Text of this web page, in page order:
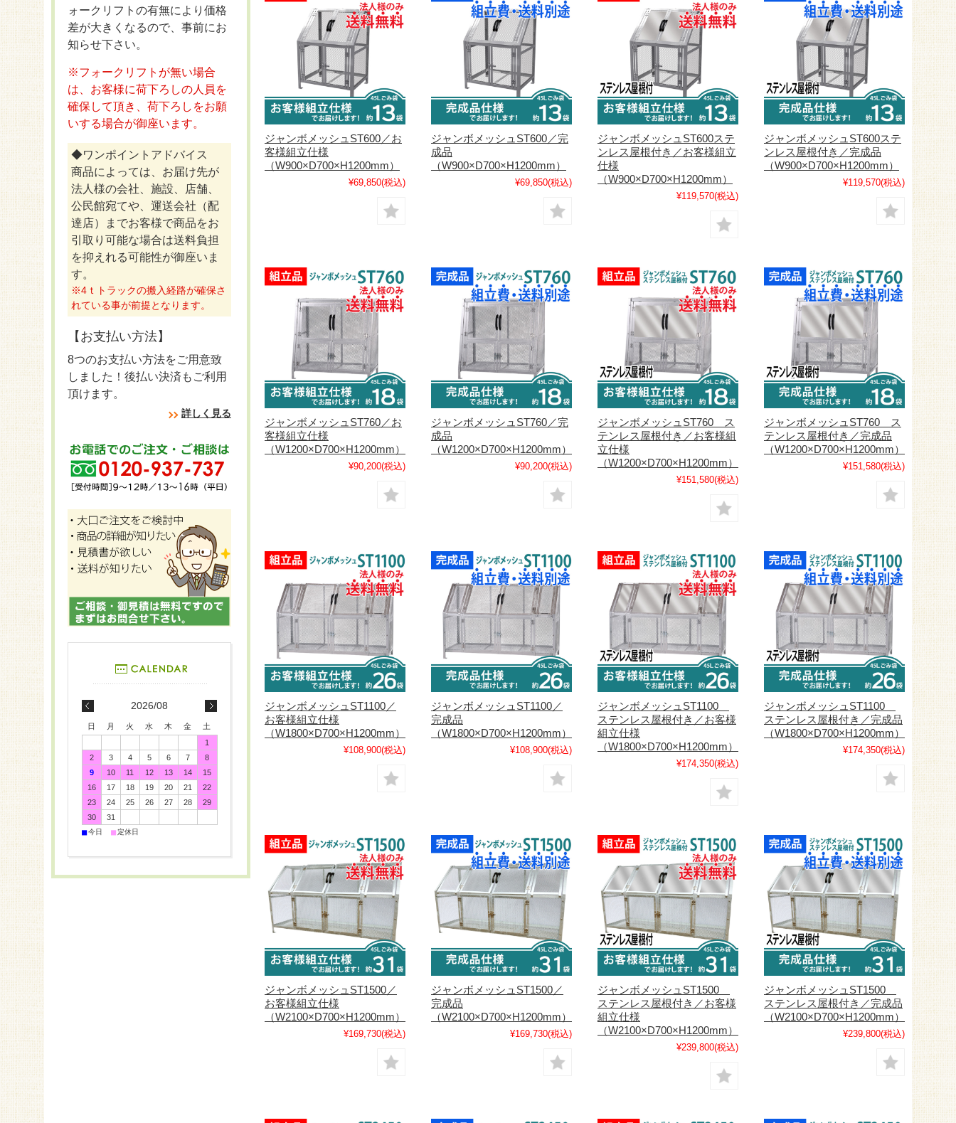
ジャンボメッシュST600／お
客様組立仕様
（W900×D700×H1200mm）
¥69,850(税込)
ジャンボメッシュST600／完
成品
（W900×D700×H1200mm）
¥69,850(税込)
ジャンボメッシュST600ステ
ンレス屋根付き／お客様組立
仕様
（W900×D700×H1200mm）
¥119,570(税込)
ジャンボメッシュST600ステ
ンレス屋根付き／完成品
（W900×D700×H1200mm）
¥119,570(税込)
ジャンボメッシュST760／お
客様組立仕様
（W1200×D700×H1200mm）
¥90,200(税込)
ジャンボメッシュST760／完
成品
（W1200×D700×H1200mm）
¥90,200(税込)
ジャンボメッシュST760 ス
テンレス屋根付き／お客様組
立仕様
（W1200×D700×H1200mm）
¥151,580(税込)
ジャンボメッシュST760 ス
テンレス屋根付き／完成品
（W1200×D700×H1200mm）
¥151,580(税込)
ジャンボメッシュST1100／
お客様組立仕様
（W1800×D700×H1200mm）
¥108,900(税込)
ジャンボメッシュST1100／
完成品
（W1800×D700×H1200mm）
¥108,900(税込)
ジャンボメッシュST1100
ステンレス屋根付き／お客様
組立仕様
（W1800×D700×H1200mm）
¥174,350(税込)
ジャンボメッシュST1100
ステンレス屋根付き／完成品
（W1800×D700×H1200mm）
¥174,350(税込)
ジャンボメッシュST1500／
お客様組立仕様
（W2100×D700×H1200mm）
¥169,730(税込)
ジャンボメッシュST1500／
完成品
（W2100×D700×H1200mm）
¥169,730(税込)
ジャンボメッシュST1500
ステンレス屋根付き／お客様
組立仕様
（W2100×D700×H1200mm）
¥239,800(税込)
ジャンボメッシュST1500
ステンレス屋根付き／完成品
（W2100×D700×H1200mm）
¥239,800(税込)
ォークリフトの有無により価格
差が大きくなるので、事前にお
知らせ下さい。
※フォークリフトが無い場合
は、お客様に荷下ろしの人員を
確保して頂き、荷下ろしをお願
いする場合が御座います。
◆ワンポイントアドバイス
商品によっては、お届け先が
法人様の会社、施設、店舗、
公民館宛てや、運送会社（配
達店）までお客様で商品をお
引取り可能な場合は送料負担
を抑えれる可能性が御座いま
す。
※4ｔトラックの搬入経路が確保さ
れている事が前提となります。
【お支払い方法】
8つのお支払い方法をご用意致
しました！後払い決済もご利用
頂けます。
詳しく見る
2026/08
日 月 火 水 木 金
土
1
2
3 4 5 6 7
8
9
10 11 12 13 14
15
16
17 18 19 20 21
22
23
24 25 26 27 28
29
30
31
■今日 ■定休日